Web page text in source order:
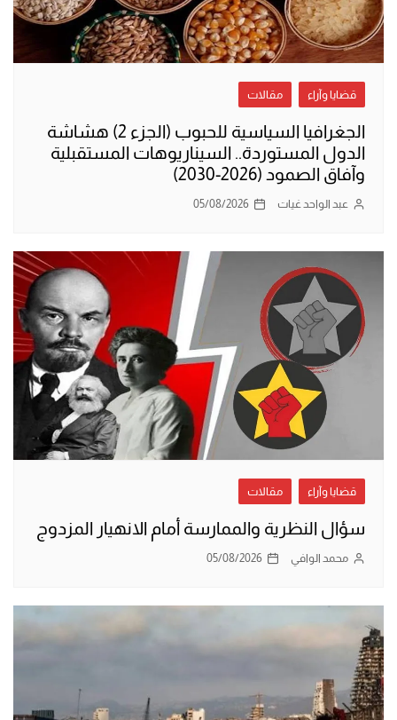
قضايا وآراء مقالات
الجغرافيا السياسية للحبوب (الجزء 2) هشاشة
الدول المستوردة.. السيناريوهات المستقبلية
وآفاق الصمود (2026-2030)
عبد الواحد غيات 05/08/2026
قضايا وآراء مقالات
سؤال النظرية والممارسة أمام الانهيار المزدوج
محمد الوافي 05/08/2026